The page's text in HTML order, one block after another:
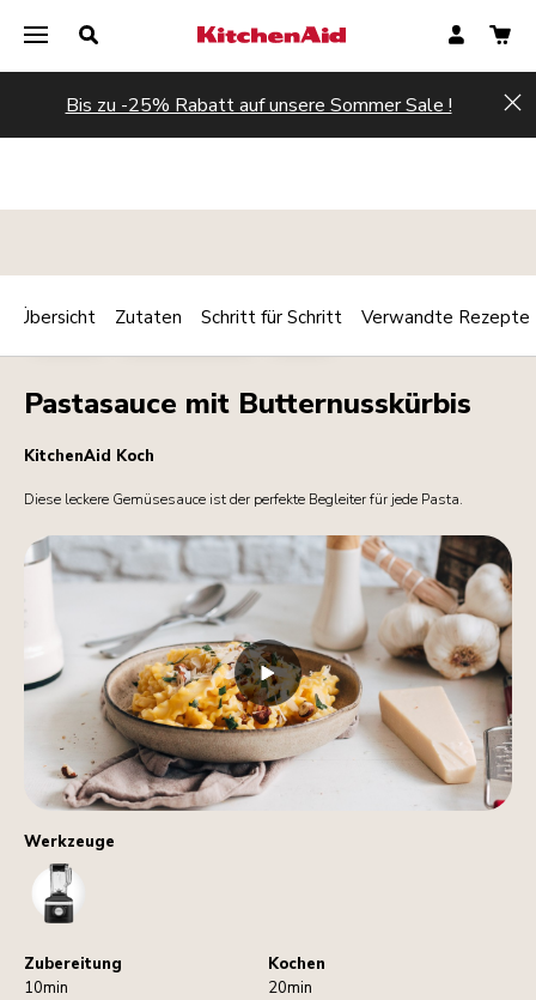
Bis zu -25% Rabatt auf unsere Sommer Sale !
Werkzeuge
Blender
Zubereitung
10min
Kochen
20min
SAUCEN HAUPTGERICHT PASTA Print
Share
Pastasauce mit Butternusskürbis
KitchenAid Koch
Diese leckere Gemüsesauce ist der perfekte Begleiter für jede Pasta.
Übersicht Zutaten Schritt für Schritt Verwandte Rezepte